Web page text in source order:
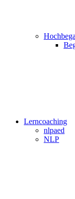
Lerncoaching
nlpaed
NLP